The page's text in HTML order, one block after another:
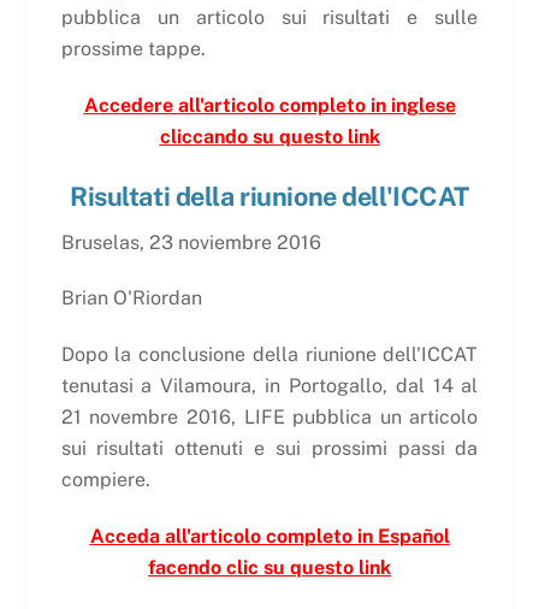
pubblica un articolo sui risultati e sulle
prossime tappe.
Accedere all'articolo completo in inglese
cliccando su questo link
Risultati della riunione dell'ICCAT
Bruselas, 23 noviembre 2016
Brian O'Riordan
Dopo la conclusione della riunione dell'ICCAT
tenutasi a Vilamoura, in Portogallo, dal 14 al
21 novembre 2016, LIFE pubblica un articolo
sui risultati ottenuti e sui prossimi passi da
compiere.
Acceda all'articolo completo in Español
facendo clic su questo link